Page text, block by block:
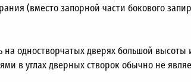
(вместо запорной части бокового
одностворчатых дверях большой
в углах дверных створок обычно не